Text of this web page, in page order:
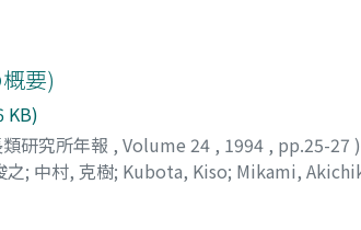
要)
KB)
研究所年報 , Volume 24 , 1994 , pp.25-27 )
之; 中村, 克樹; Kubota, Kiso; Mikami,